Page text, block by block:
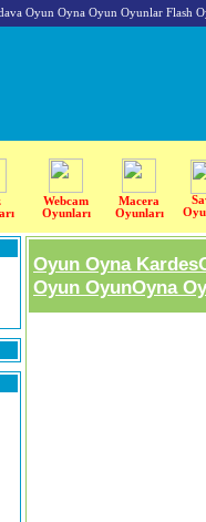
Oyun Oyna Oyun Oyunlar Flash
Webcam
Oyunları
Macera
Oyunları
Oyun Oyna
Oyun OyunOyna